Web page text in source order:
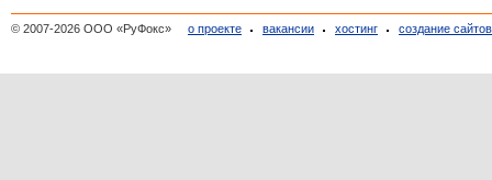
© 2007-2026 ООО «РуФокс» о проекте вакансии хостинг создание сайтов